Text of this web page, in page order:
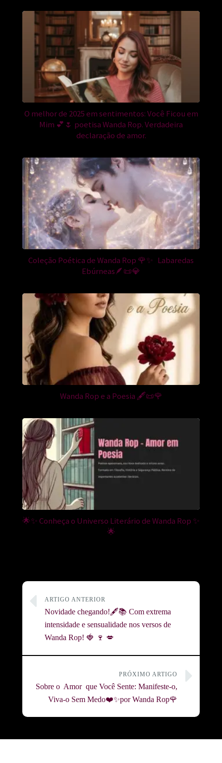
O melhor de 2025 em sentimentos: Você Ficou em
Mim 💕🌷 poetisa Wanda Rop. Verdadeira
declaração de amor.
Coleção Poética de Wanda Rop 🌹✨ Labaredas
Ebúrneas🪶📜💎
Wanda Rop e a Poesia 🖋️📜🌹
🌟✨ Conheça o Universo Literário de Wanda Rop ✨
🌟
ARTIGO ANTERIOR
Novidade chegando!🖋️📚 Com extrema
intensidade e sensualidade nos versos de
Wanda Rop! 🍓 🍷 💋
PRÓXIMO ARTIGO
Sobre o Amor que Você Sente: Manifeste-o,
Viva-o Sem Medo❤️✨por Wanda Rop🌹